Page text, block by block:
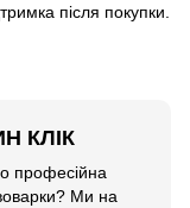
після покупки.
КЛІК
професійна
Ми на